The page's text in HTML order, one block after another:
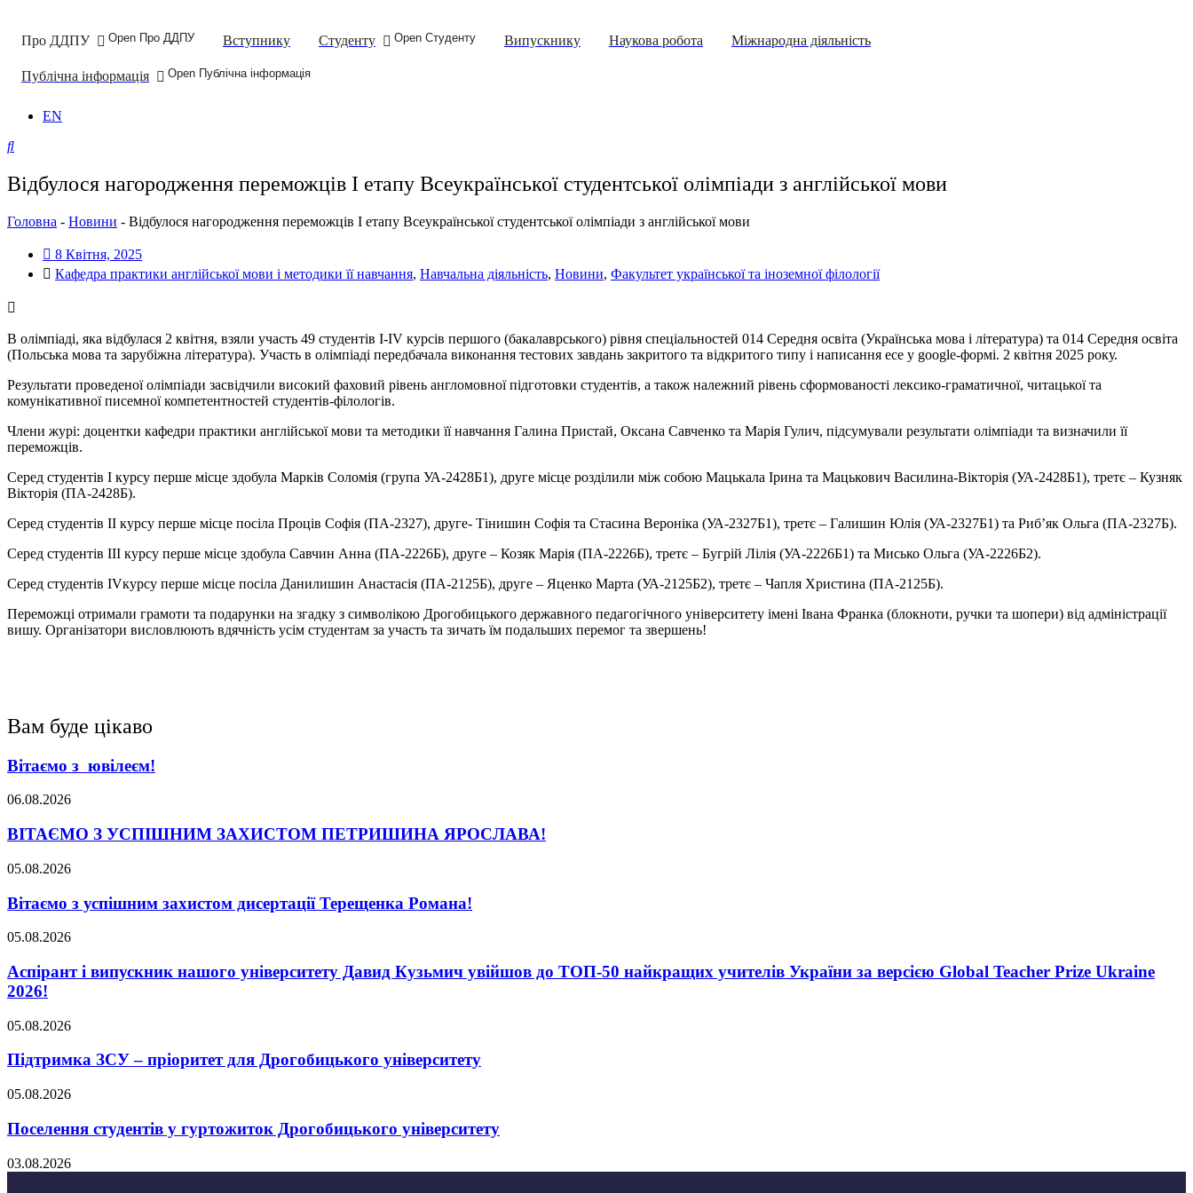
Про ДДПУ Open Про ДДПУ Вступнику Студенту Open Студенту Випускнику Наукова робота Міжнародна діяльність
Публічна інформація Open Публічна інформація
EN
Відбулося нагородження переможців I етапу Всеукраїнської студентської олімпіади з англійської мови
Головна - Новини - Відбулося нагородження переможців I етапу Всеукраїнської студентської олімпіади з англійської мови
8 Квітня, 2025
Кафедра практики англійської мови і методики її навчання, Навчальна діяльність, Новини, Факультет української та іноземної філології
В олімпіаді, яка відбулася 2 квітня, взяли участь 49 студентів I-IV курсів першого (бакалаврського) рівня спеціальностей 014 Середня освіта (Українська мова і література) та 014 Середня освіта
(Польська мова та зарубіжна література). Участь в олімпіаді передбачала виконання тестових завдань закритого та відкритого типу і написання есе у google-формі. 2 квітня 2025 року.
Результати проведеної олімпіади засвідчили високий фаховий рівень англомовної підготовки студентів, а також належний рівень сформованості лексико-граматичної, читацької та
комунікативної писемної компетентностей студентів-філологів.
Члени журі: доцентки кафедри практики англійської мови та методики її навчання Галина Пристай, Оксана Савченко та Марія Гулич, підсумували результати олімпіади та визначили її
переможців.
Серед студентів I курсу перше місце здобула Марків Соломія (група УА-2428Б1), друге місце розділили між собою Мацькала Ірина та Мацькович Василина-Вікторія (УА-2428Б1), третє – Кузняк
Вікторія (ПА-2428Б).
Серед студентів II курсу перше місце посіла Проців Софія (ПА-2327), друге- Тінишин Софія та Стасина Вероніка (УА-2327Б1), третє – Галишин Юлія (УА-2327Б1) та Риб’як Ольга (ПА-2327Б).
Серед студентів III курсу перше місце здобула Савчин Анна (ПА-2226Б), друге – Козяк Марія (ПА-2226Б), третє – Бугрій Лілія (УА-2226Б1) та Мисько Ольга (УА-2226Б2).
Серед студентів IVкурсу перше місце посіла Данилишин Анастасія (ПА-2125Б), друге – Яценко Марта (УА-2125Б2), третє – Чапля Христина (ПА-2125Б).
Переможці отримали грамоти та подарунки на згадку з символікою Дрогобицького державного педагогічного університету імені Івана Франка (блокноти, ручки та шопери) від адміністрації
вишу. Організатори висловлюють вдячність усім студентам за участь та зичать їм подальших перемог та звершень!
Вам буде цікаво
Вітаємо з ювілеєм!
06.08.2026
ВІТАЄМО З УСПІШНИМ ЗАХИСТОМ ПЕТРИШИНА ЯРОСЛАВА!
05.08.2026
Вітаємо з успішним захистом дисертації Терещенка Романа!
05.08.2026
Аспірант і випускник нашого університету Давид Кузьмич увійшов до ТОП-50 найкращих учителів України за версією Global Teacher Prize Ukraine
2026!
05.08.2026
Підтримка ЗСУ – пріоритет для Дрогобицького університету
05.08.2026
Поселення студентів у гуртожиток Дрогобицького університету
03.08.2026